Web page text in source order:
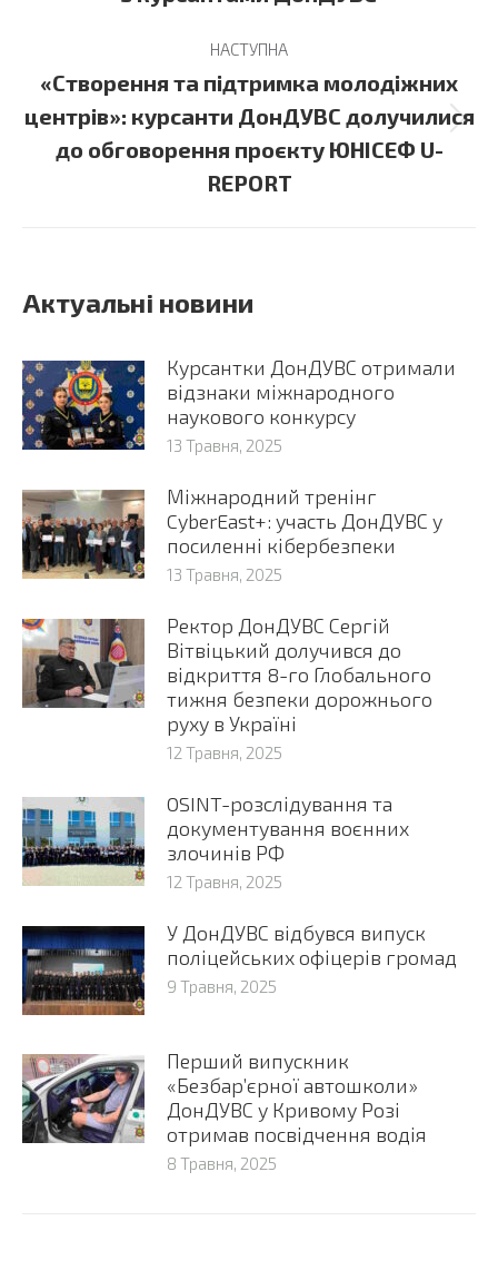
НАСТУПНА
Next
post:
«Створення та підтримка молодіжних
центрів»: курсанти ДонДУВС долучилися
до обговорення проєкту ЮНІСЕФ U-
REPORT
Актуальні новини
Курсантки ДонДУВС отримали
відзнаки міжнародного
наукового конкурсу
13 Травня, 2025
Міжнародний тренінг
CyberEast+: участь ДонДУВС у
посиленні кібербезпеки
13 Травня, 2025
Ректор ДонДУВС Сергій
Вітвіцький долучився до
відкриття 8-го Глобального
тижня безпеки дорожнього
руху в Україні
12 Травня, 2025
OSINT-розслідування та
документування воєнних
злочинів РФ
12 Травня, 2025
У ДонДУВС відбувся випуск
поліцейських офіцерів громад
9 Травня, 2025
Перший випускник
«Безбар’єрної автошколи»
ДонДУВС у Кривому Розі
отримав посвідчення водія
8 Травня, 2025